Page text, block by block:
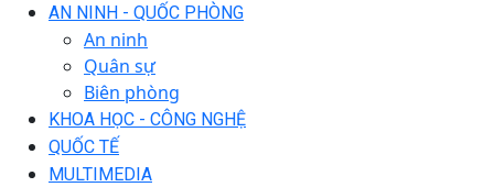
AN NINH - QUỐC PHÒNG
An ninh
Quân sự
Biên phòng
KHOA HỌC - CÔNG NGHỆ
QUỐC TẾ
MULTIMEDIA